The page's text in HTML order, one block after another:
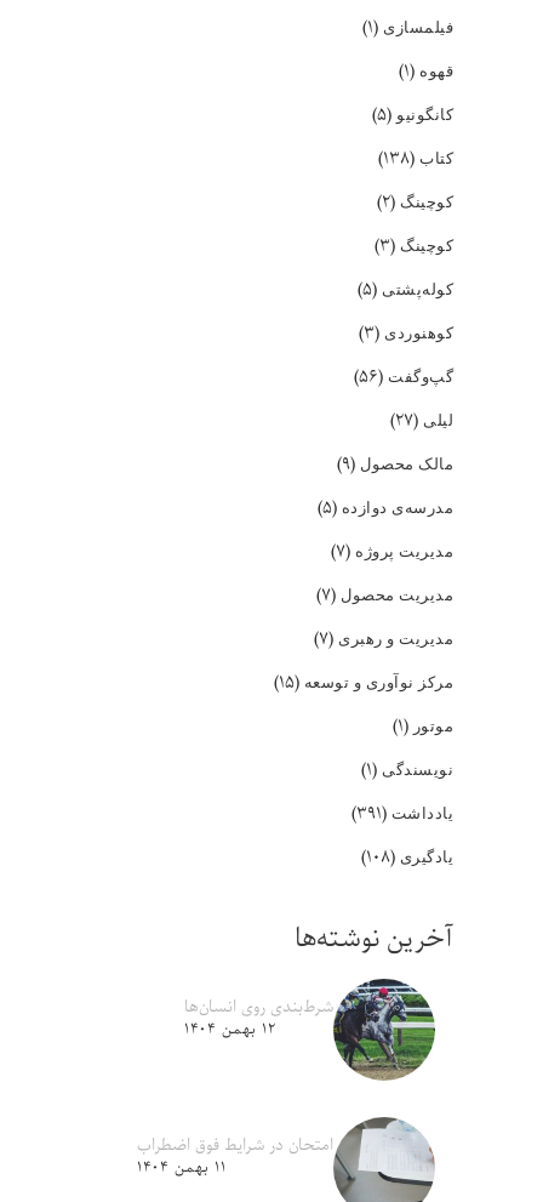
فیلمسازی (۱)
قهوه (۱)
کانگونیو(۵)
کتاب (۱۳۸)
کوچینگ (۲)
کوچینگ (۳)
کوله‌پشتی (۵)
کوهنوردی (۳)
گپ‌و‌گفت (۵۶)
لیلی (۲۷)
مالک محصول (۹)
مدرسه‌ی دوازده (۵)
مدیریت پروژه (۷)
مدیریت محصول (۷)
مدیریت و رهبری (۷)
مرکز نوآوری و توسعه (۱۵)
موتور (۱)
نویسندگی (۱)
یادداشت (۳۹۱)
یادگیری (۱۰۸)
آخرین نوشته‌ها
شرط‌بندی روی انسان‌ها
۱۲ بهمن ۱۴۰۴
امتحان در شرایط فوق اضطراب
۱۱ بهمن ۱۴۰۴